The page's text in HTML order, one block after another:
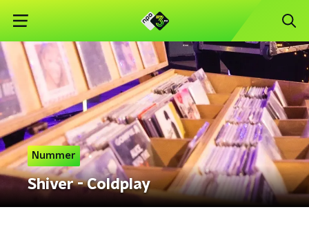
Nummer
Shiver - Coldplay